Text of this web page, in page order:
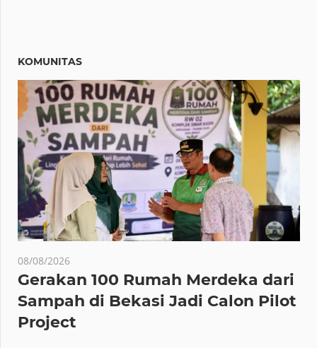
KOMUNITAS
08/08/2026
Gerakan 100 Rumah Merdeka dari
Sampah di Bekasi Jadi Calon Pilot
Project